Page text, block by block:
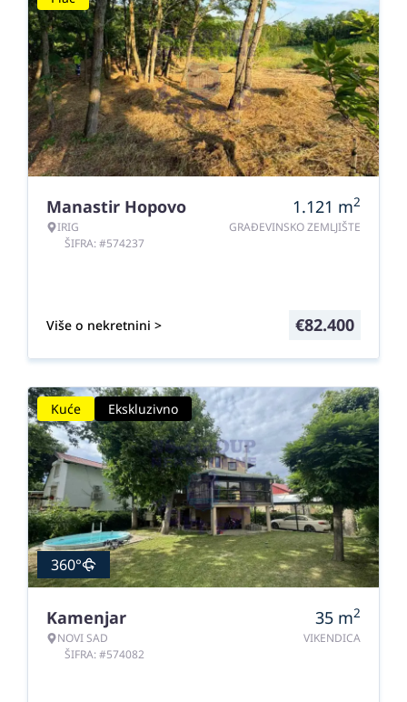
Manastir Hopovo
IRIG
ŠIFRA: #574237
1.121 m2
GRAĐEVINSKO ZEMLJIŠTE
Više o nekretnini > €82.400
Kuće Ekskluzivno
360°
Kamenjar
NOVI SAD
ŠIFRA: #574082
35 m2
VIKENDICA